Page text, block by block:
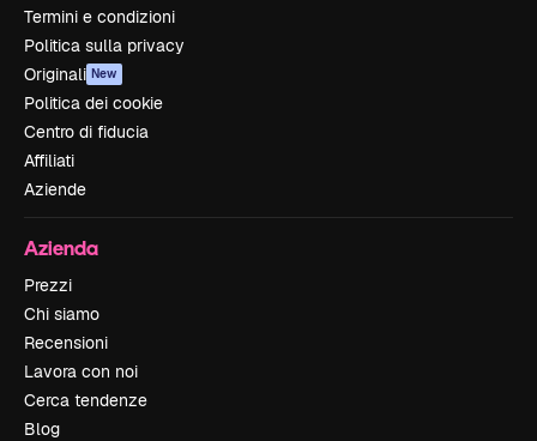
Termini e condizioni
Politica sulla privacy
Originali New
Politica dei cookie
Centro di fiducia
Affiliati
Aziende
Azienda
Prezzi
Chi siamo
Recensioni
Lavora con noi
Cerca tendenze
Blog